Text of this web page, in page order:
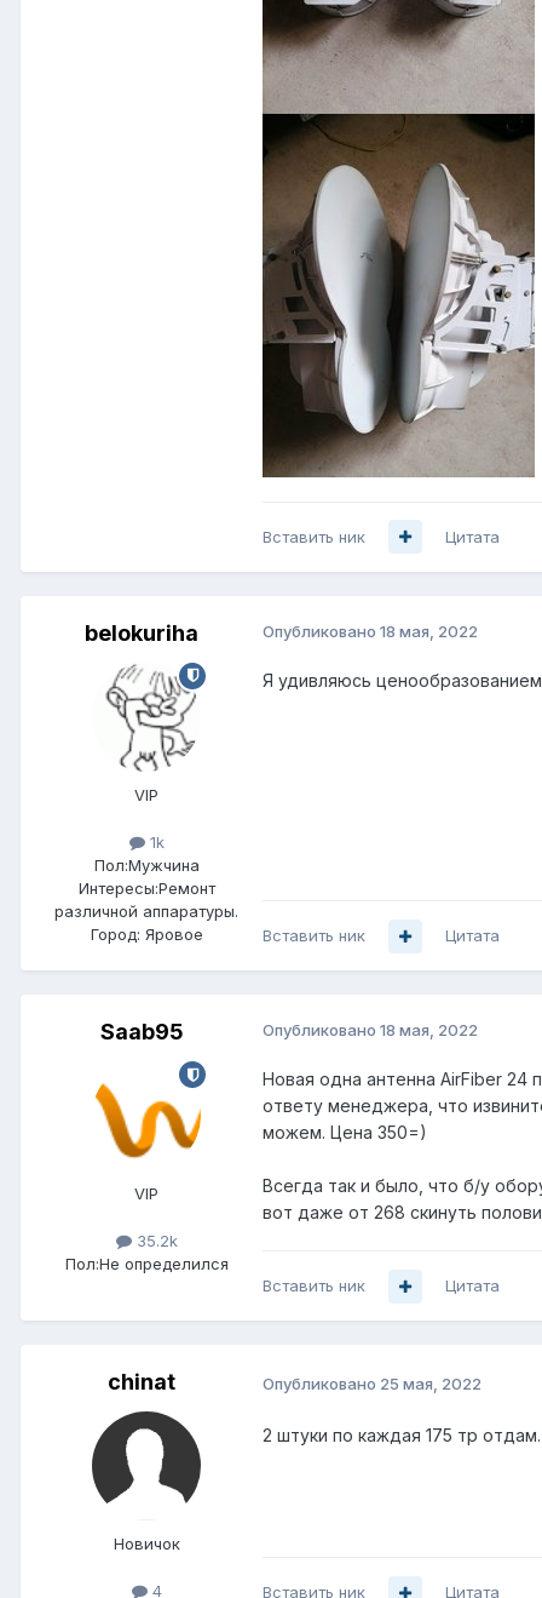
Вставить ник Цитата
belokuriha
VIP
1k
Пол:Мужчина
Интересы:Ремонт
различной аппаратуры.
Город: Яровое
Опубликовано 18 мая, 2022
Я удивляюсь
Вставить ник Цитата
Saab95
VIP
35.2k
Пол:Не определился
Опубликовано 18 мая, 2022
Новая одна антенна AirFiber 24
ответу менеджера, что
можем. Цена 350=)
Всегда так и было, что б/у
вот даже от 268 скинуть
Вставить ник Цитата
chinat
Новичок
4
Опубликовано 25 мая, 2022
2 штуки по каждая 175 тр
Вставить ник Цитата